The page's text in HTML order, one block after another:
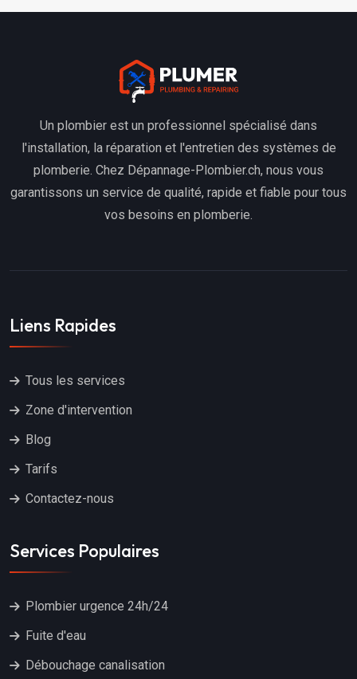
Un plombier est un professionnel spécialisé dans
l'installation, la réparation et l'entretien des systèmes de
plomberie. Chez Dépannage-Plombier.ch, nous vous
garantissons un service de qualité, rapide et fiable pour tous
vos besoins en plomberie.
Liens Rapides
Tous les services
Zone d'intervention
Blog
Tarifs
Contactez-nous
Services Populaires
Plombier urgence 24h/24
Fuite d'eau
Débouchage canalisation